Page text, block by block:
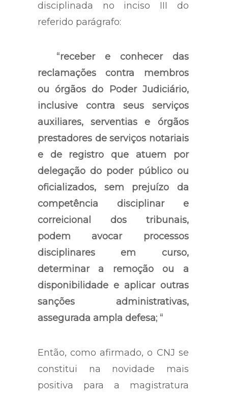
disciplinada no inciso III do
referido parágrafo:
“receber e conhecer das
reclamações contra membros
ou órgãos do Poder Judiciário,
inclusive contra seus serviços
auxiliares, serventias e órgãos
prestadores de serviços notariais
e de registro que atuem por
delegação do poder público ou
oficializados, sem prejuízo da
competência disciplinar e
correicional dos tribunais,
podem avocar processos
disciplinares em curso,
determinar a remoção ou a
disponibilidade e aplicar outras
sanções administrativas,
assegurada ampla defesa; “
Então, como afirmado, o CNJ se
constitui na novidade mais
positiva para a magistratura